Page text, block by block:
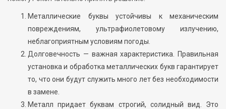
Металлические буквы устойчивы к механическим
повреждениям, ультрафиолетовому излучению,
неблагоприятным условиям погоды.
Долговечность — важная характеристика. Правильная
установка и обработка металлических букв гарантирует
то, что они будут служить много лет без необходимости
в замене.
Металл придает буквам строгий, солидный вид. Это